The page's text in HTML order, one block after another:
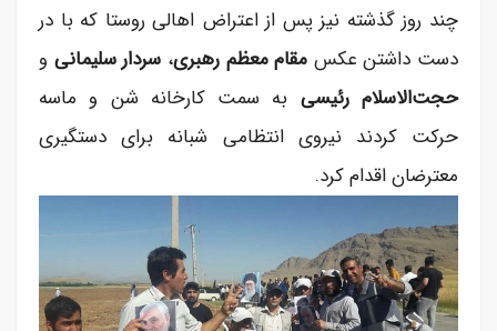
چند روز گذشته نیز پس از اعتراض اهالی روستا که با در
دست داشتن عکس مقام معظم رهبری، سردار سلیمانی و
حجت‌الاسلام رئیسی به سمت کارخانه شن و ماسه
حرکت کردند نیروی انتظامی شبانه برای دستگیری
معترضان اقدام کرد.